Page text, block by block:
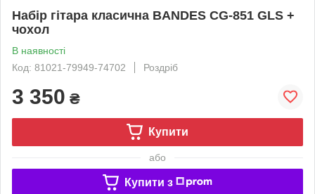
Набір гітара класична BANDES CG-851 GLS +
чохол
В наявності
Код: 81021-79949-74702
Роздріб
3 350 ₴
Купити
або
Купити з